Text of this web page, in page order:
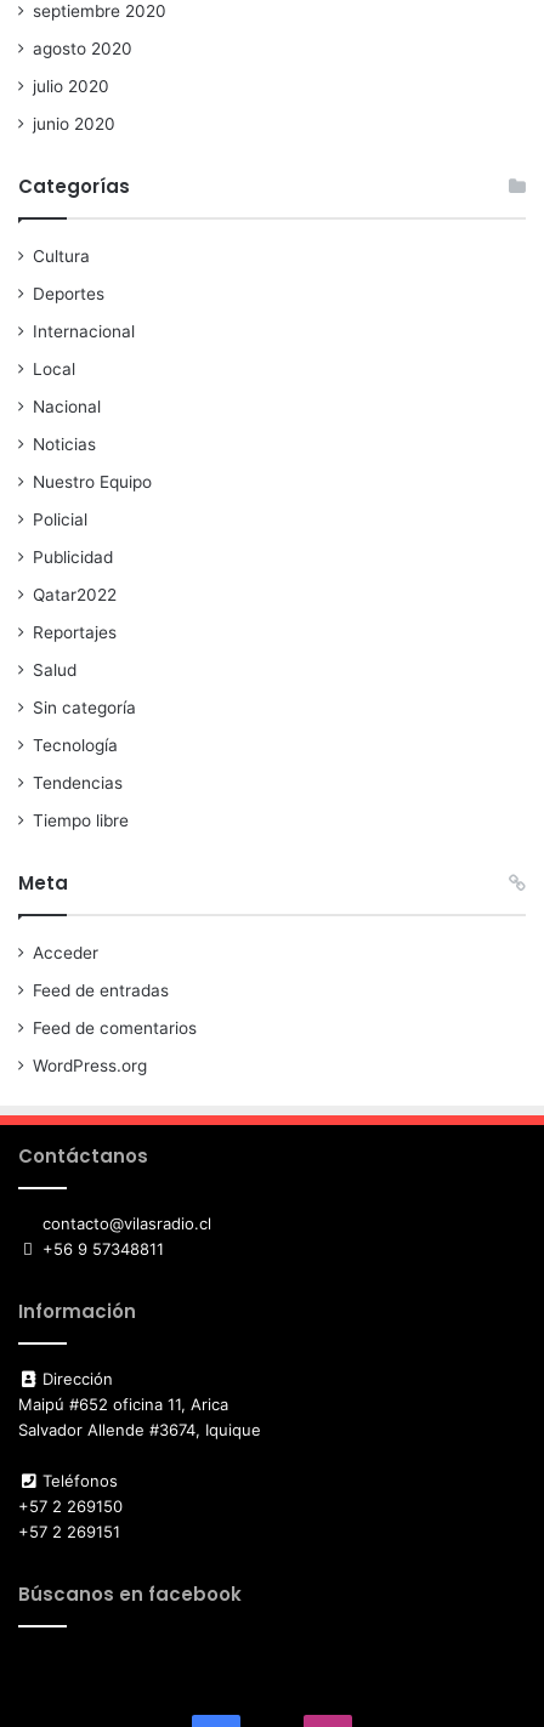
septiembre 2020
agosto 2020
julio 2020
junio 2020
Categorías
Cultura
Deportes
Internacional
Local
Nacional
Noticias
Nuestro Equipo
Policial
Publicidad
Qatar2022
Reportajes
Salud
Sin categoría
Tecnología
Tendencias
Tiempo libre
Meta
Acceder
Feed de entradas
Feed de comentarios
WordPress.org
Contáctanos
contacto@vilasradio.cl
+56 9 57348811
Información
Dirección
Maipú #652 oficina 11, Arica
Salvador Allende #3674, Iquique
Teléfonos
+57 2 269150
+57 2 269151
Búscanos en facebook